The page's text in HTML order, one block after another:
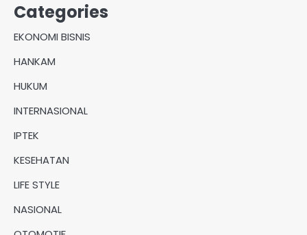
Categories
EKONOMI BISNIS
HANKAM
HUKUM
INTERNASIONAL
IPTEK
KESEHATAN
LIFE STYLE
NASIONAL